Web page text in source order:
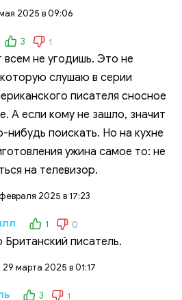
2025 в 09:06
3 1
всем не угодишь. Это не
которую слушаю в серии
писателя сносное
А если кому не зашло, значит
нибудь поискать. Но на кухне
ужина самое то: не
на телевизор.
2025 в 17:23
1 0
Британский писатель.
29 марта 2025 в 01:17
3 1